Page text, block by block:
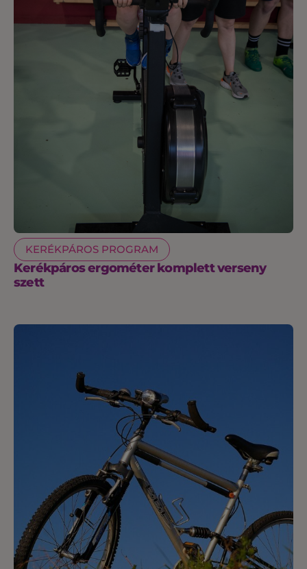
KERÉKPÁROS PROGRAM
Kerékpáros ergométer komplett verseny
szett